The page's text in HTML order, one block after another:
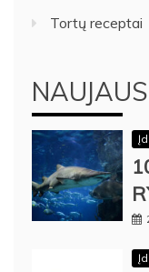
Tortų receptai